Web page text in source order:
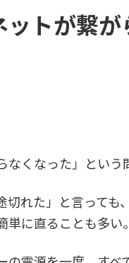
ットが繋
くなった」という
れた」と言っても
に直ることも多い。